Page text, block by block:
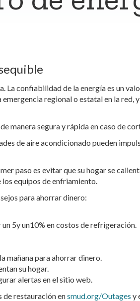
La confiabilidad de la energía es un
regional o estatal en la red,
manera segura y rápida en caso de
de aire acondicionado pueden
paso es evitar que su hogar se
equipos de enfriamiento.
para ahorrar dinero:
5y un10% en costos de refrigeración.
mañana para ahorrar dinero.
su hogar.
alertas en el sitio web.
de restauración ensmud.org/Outages y